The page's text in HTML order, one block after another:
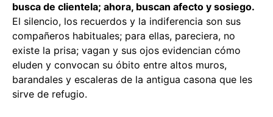
busca de clientela; ahora, buscan afecto y sosiego.
El silencio, los recuerdos y la indiferencia son sus
compañeros habituales; para ellas, pareciera, no
existe la prisa; vagan y sus ojos evidencian cómo
eluden y convocan su óbito entre altos muros,
barandales y escaleras de la antigua casona que les
sirve de refugio.